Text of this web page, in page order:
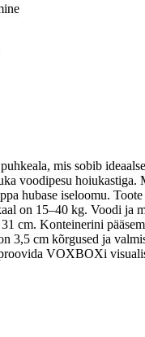
mis sobib
voodipesu
hubase iseloomu.
on 15–40 kg. Voodi ja
cm. Konteinerini
3,5 cm kõrgused ja
VOXBOXi